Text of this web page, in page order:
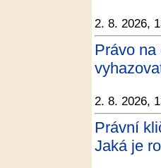
2. 8. 2026,
Právo na
2. 8. 2026,
Právní
Jaká je